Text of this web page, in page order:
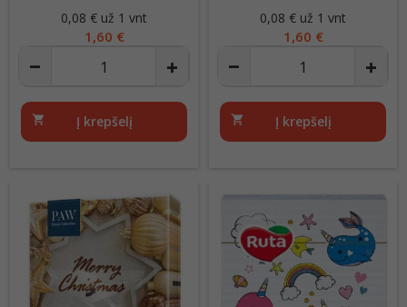
Kaina
0,08 € už 1 vnt
1,60 €
shopping_cart Į krepšelį
Kaina
0,08 € už 1 vnt
1,60 €
shopping_cart Į krepšelį